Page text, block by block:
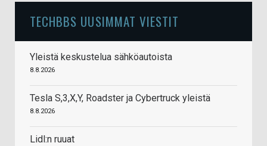
TECHBBS UUSIMMAT VIESTIT
Yleistä keskustelua sähköautoista
8.8.2026
Tesla S,3,X,Y, Roadster ja Cybertruck yleistä
8.8.2026
Lidl:n ruuat